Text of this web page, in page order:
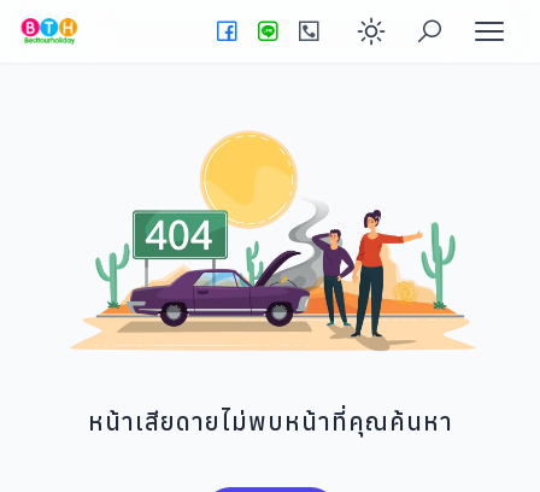
Enable dark
หน้าเสียดายไม่พบหน้าที่คุณค้นหา